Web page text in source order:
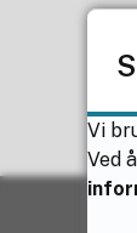
Vi
Ved